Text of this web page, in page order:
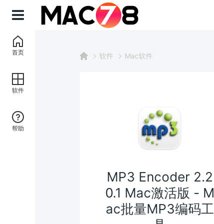
软件 Mac软件
MP3 Encoder 2.2
0.1 Mac激活版 - M
ac批量MP3编码工
首页
软件
帮助